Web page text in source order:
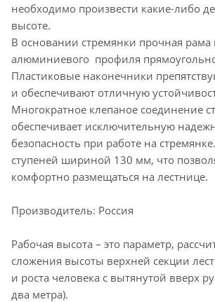
необходимо произвести какие-либо
высоте.
В основании стремянки прочная рама
алюминиевого профиля
Пластиковые наконечники
и обеспечивают отличную
Многократное клепаное соединение
обеспечивает исключительную
безопасность при работе на
ступеней шириной 130 мм, что
комфортно размещаться на лестнице.
Производитель: Россия
Рабочая высота – это параметр,
сложения высоты верхней секции
и роста человека с вытянутой вверх
два метра).